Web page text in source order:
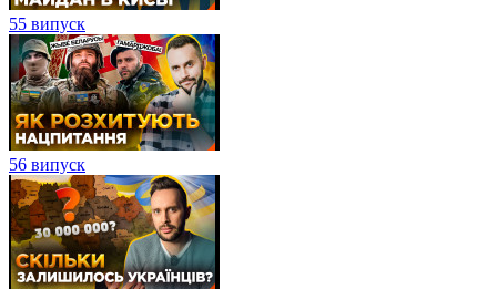
55 випуск
56 випуск